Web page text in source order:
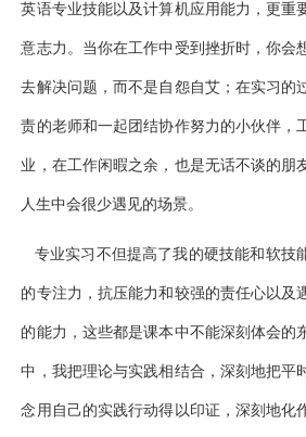
英语专业技能以及计算机应用能力，更重
意志力。当你在工作中受到挫折时，你会
去解决问题，而不是自怨自艾；在实习的
责的老师和一起团结协作努力的小伙伴，
业，在工作闲暇之余，也是无话不谈的朋
人生中会很少遇见的场景。
专业实习不但提高了我的硬技能和软技
的专注力，抗压能力和较强的责任心以及
的能力，这些都是课本中不能深刻体会的
中，我把理论与实践相结合，深刻地把平
念用自己的实践行动得以印证，深刻地化